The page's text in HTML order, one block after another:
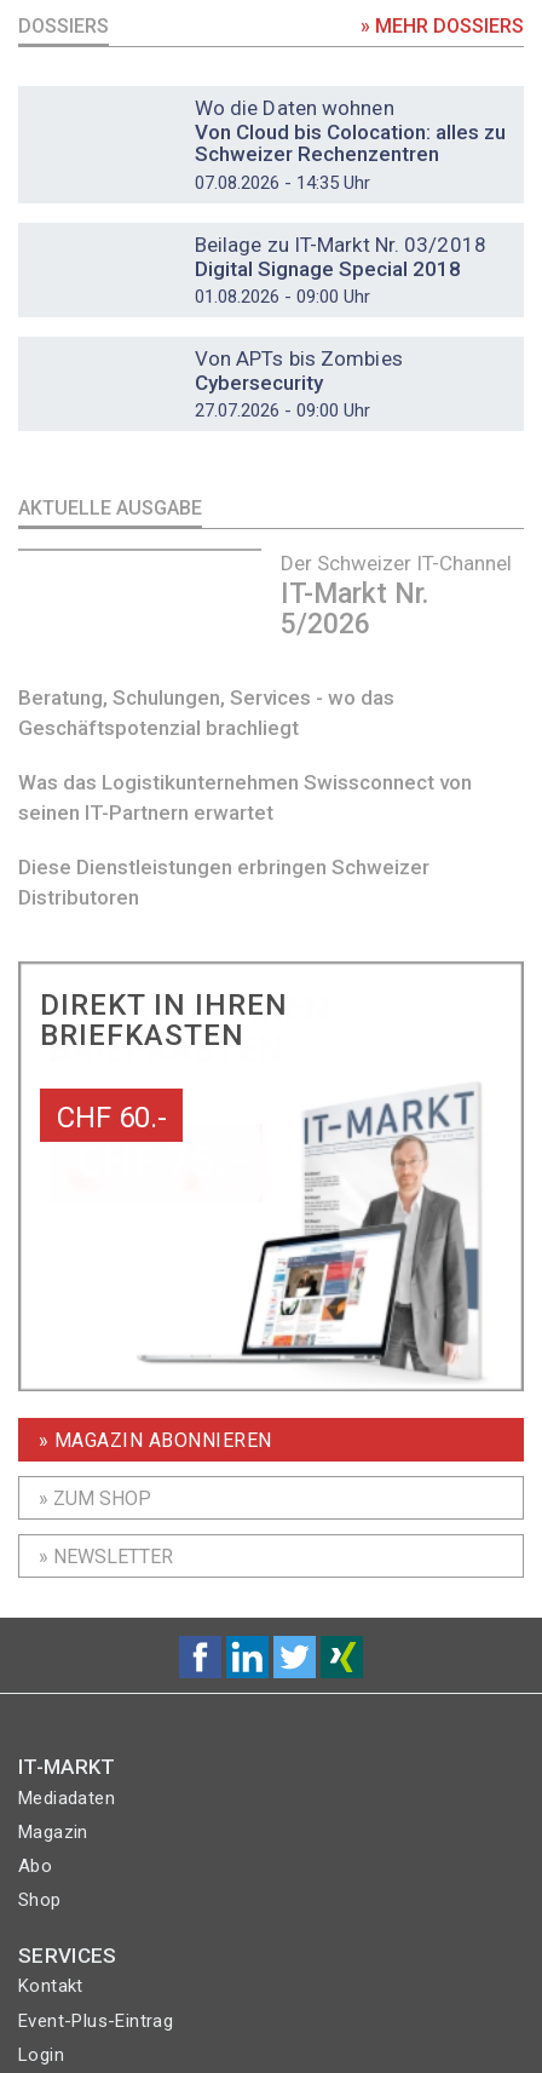
DOSSIERS » MEHR DOSSIERS
Wo die Daten wohnen
Von Cloud bis Colocation: alles zu
Schweizer Rechenzentren
07.08.2026 - 14:35 Uhr
Beilage zu IT-Markt Nr. 03/2018
Digital Signage Special 2018
01.08.2026 - 09:00 Uhr
Von APTs bis Zombies
Cybersecurity
27.07.2026 - 09:00 Uhr
AKTUELLE AUSGABE
Der Schweizer IT-Channel
IT-Markt Nr.
5/2026
Beratung, Schulungen, Services - wo das
Geschäftspotenzial brachliegt
Was das Logistikunternehmen Swissconnect von
seinen IT-Partnern erwartet
Diese Dienstleistungen erbringen Schweizer
Distributoren
DIREKT IN IHREN
BRIEFKASTEN
CHF 60.-
» MAGAZIN ABONNIEREN
» ZUM SHOP
» NEWSLETTER
IT-MARKT
Mediadaten
Magazin
Abo
Shop
SERVICES
Kontakt
Event-Plus-Eintrag
Login